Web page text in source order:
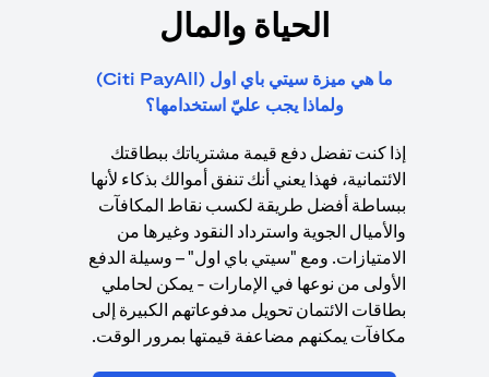
الحياة والمال
ما هي ميزة سيتي باي اول (Citi PayAll)
ولماذا يجب عليّ استخدامها؟
إذا كنت تفضل دفع قيمة مشترياتك ببطاقتك
الائتمانية، فهذا يعني أنك تنفق أموالك بذكاء لأنها
ببساطة أفضل طريقة لكسب نقاط المكافآت
والأميال الجوية واسترداد النقود وغيرها من
الامتيازات. ومع "سيتي باي اول" – وسيلة الدفع
الأولى من نوعها في الإمارات - يمكن لحاملي
بطاقات الائتمان تحويل مدفوعاتهم الكبيرة إلى
مكافآت يمكنهم مضاعفة قيمتها بمرور الوقت.